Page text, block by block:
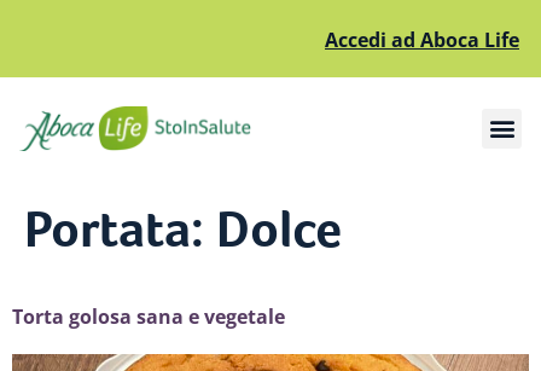
Accedi ad Aboca Life
Portata: Dolce
Torta golosa sana e vegetale